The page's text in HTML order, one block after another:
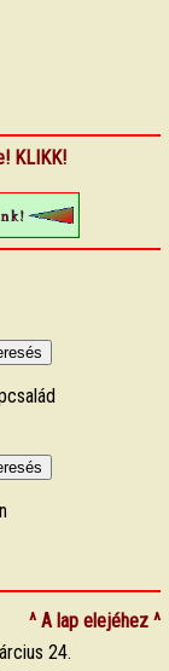
KLIKK!
^ A lap elejéhez ^
24.